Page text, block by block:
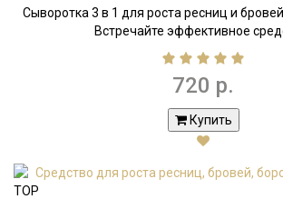
Сыворотка 3 в 1 для роста ресниц и
Встречайте эффективное
720 р.
Купить
TOP